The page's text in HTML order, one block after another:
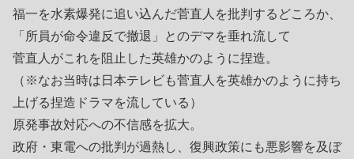
福一を水素爆発に追い込んだ菅直人を批判するどころか、
「所員が命令違反で撤退」とのデマを垂れ流して
菅直人がこれを阻止した英雄かのように捏造。
（※なお当時は日本テレビも菅直人を英雄かのように持ち
上げる捏造ドラマを流している）
原発事故対応への不信感を拡大。
政府・東電への批判が過熱し、復興政策にも悪影響を及ぼ